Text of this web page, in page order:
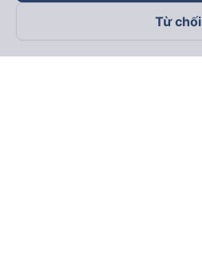
Theo dõi chúng tôi trên
Từ chối